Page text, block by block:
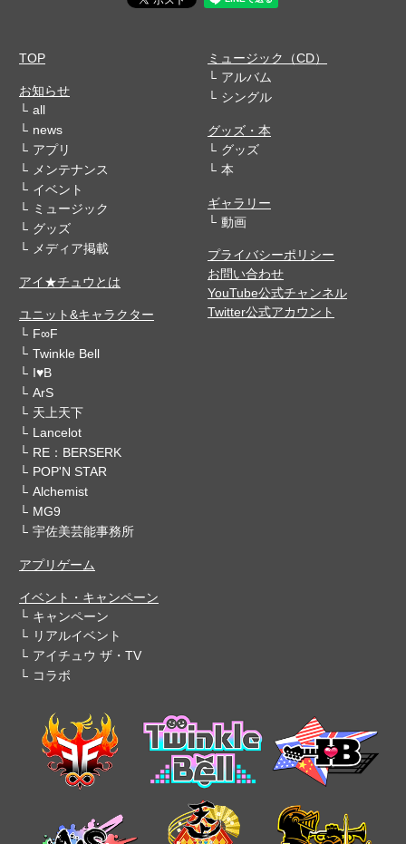
TOP
お知らせ
all
news
アプリ
メンテナンス
イベント
ミュージック
グッズ
メディア掲載
アイ★チュウとは
ユニット&キャラクター
F∞F
Twinkle Bell
I♥B
ArS
天上天下
Lancelot
RE：BERSERK
POP'N STAR
Alchemist
MG9
宇佐美芸能事務所
アプリゲーム
イベント・キャンペーン
キャンペーン
リアルイベント
アイチュウ ザ・TV
コラボ
ミュージック（CD）
アルバム
シングル
グッズ・本
グッズ
本
ギャラリー
動画
プライバシーポリシー
お問い合わせ
YouTube公式チャンネル
Twitter公式アカウント